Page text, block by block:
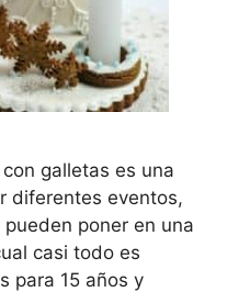
galletas es una
diferentes eventos,
poner en una
casi todo es
para 15 años y